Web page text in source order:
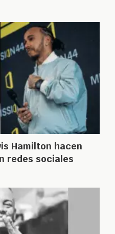
Hamilton hacen
redes sociales